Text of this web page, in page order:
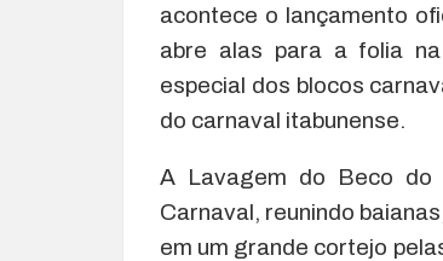
acontece o lançamento
abre alas para a folia
especial dos blocos
do carnaval itabunense.
A Lavagem do Beco do
Carnaval, reunindo
em um grande cortejo